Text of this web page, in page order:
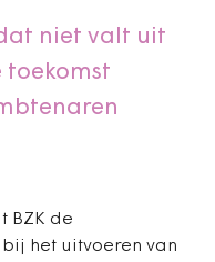
niet valt uit
toekomst
BZK de
het uitvoeren van